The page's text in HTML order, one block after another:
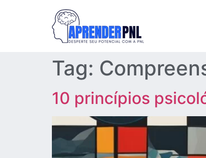
Tag:
10 princípios